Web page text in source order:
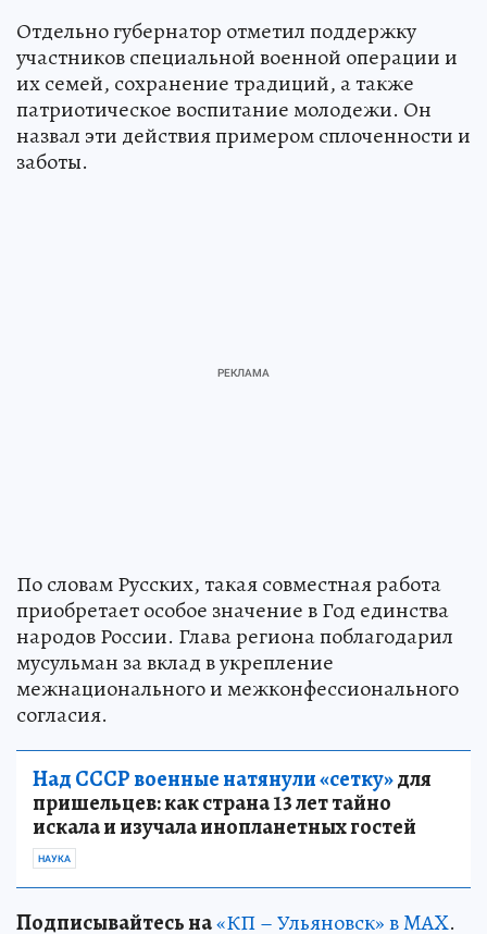
Отдельно губернатор отметил поддержку
участников специальной военной операции и
их семей, сохранение традиций, а также
патриотическое воспитание молодежи. Он
назвал эти действия примером сплоченности и
заботы.
По словам Русских, такая совместная работа
приобретает особое значение в Год единства
народов России. Глава региона поблагодарил
мусульман за вклад в укрепление
межнационального и межконфессионального
согласия.
Над СССР военные натянули «сетку»для
пришельцев: как страна 13 лет тайно
искала и изучала инопланетных гостей
НАУКА
Подписывайтесь на«КП – Ульяновск» в MAX.